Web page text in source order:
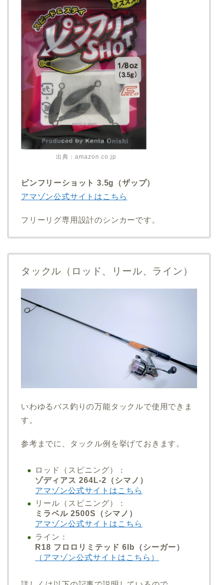
出典：amazon.co.jp
ピンフリーショット 3.5g（ザップ）
アマゾン公式サイトはこちら
フリーリグ専用設計のシンカーです。
タックル（ロッド、リール、ライン）
いわゆるバス釣りの万能タックルで使用できま
す。
参考までに、タックル例を挙げておきます。
ロッド（スピニング）：
ゾディアス 264L-2（シマノ）
アマゾン公式サイトはこちら
リール（スピニング）：
ミラベル 2500S（シマノ）
アマゾン公式サイトはこちら
ライン：
R18 フロロリミテッド 6lb（シーガー）
（アマゾン公式サイトはこちら）